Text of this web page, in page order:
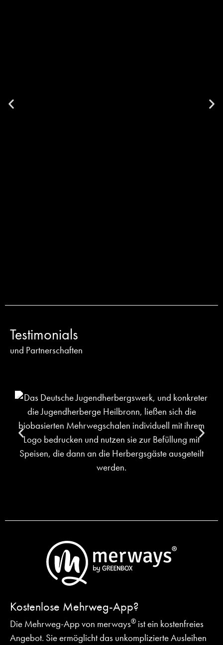
Testimonials
und Partnerschaften
Kostenlose Mehrweg-App?
Die Mehrweg-App von merways® ist ein kostenfreies
Angebot. Sie ermöglicht das unkomplizierte Ausleihen